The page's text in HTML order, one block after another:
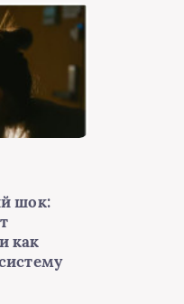
шок:
как